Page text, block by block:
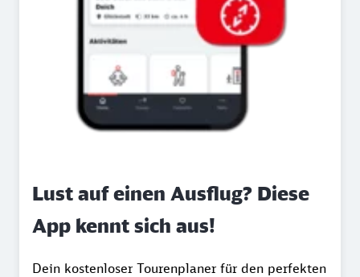
Lust auf einen Ausflug? Diese
App kennt sich aus!
Dein kostenloser Tourenplaner für den perfekten